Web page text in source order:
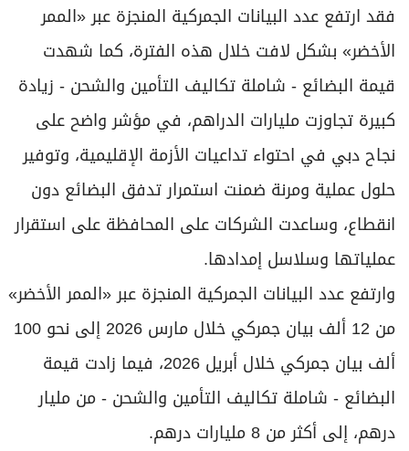
فقد ارتفع عدد البيانات الجمركية المنجزة عبر «الممر
الأخضر» بشكل لافت خلال هذه الفترة، كما شهدت
قيمة البضائع - شاملة تكاليف التأمين والشحن - زيادة
كبيرة تجاوزت مليارات الدراهم، في مؤشر واضح على
نجاح دبي في احتواء تداعيات الأزمة الإقليمية، وتوفير
حلول عملية ومرنة ضمنت استمرار تدفق البضائع دون
انقطاع، وساعدت الشركات على المحافظة على استقرار
عملياتها وسلاسل إمدادها.
وارتفع عدد البيانات الجمركية المنجزة عبر «الممر الأخضر»
من 12 ألف بيان جمركي خلال مارس 2026 إلى نحو 100
ألف بيان جمركي خلال أبريل 2026، فيما زادت قيمة
البضائع - شاملة تكاليف التأمين والشحن - من مليار
درهم، إلى أكثر من 8 مليارات درهم.